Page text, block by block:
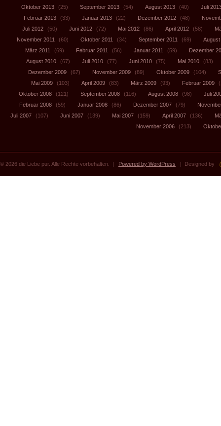
Oktober 2013
(25) September 2013 (54) August 2013 (40)
Juli
Februar 2013
(33) Januar 2013 (22) Dezember 2012 (48)
Juli 2012
(50) Juni 2012 (72) Mai 2012 (86) April 2012 (58)
November 2011
(60) Oktober 2011 (34) September 2011 (69)
August
März 2011
(69) Februar 2011 (56) Januar 2011 (59)
Dezember
August 2010
(67) Juli 2010 (77) Juni 2010 (75) Mai 2010
(83)
Dezember 2009
(67) November 2009 (89) Oktober 2009 (104)
Mai 2009
(103) April 2009 (83) März 2009 (93) Februar 2009
Oktober 2008
(121) September 2008 (116) August 2008 (98)
Juli
Februar 2008
(59) Januar 2008 (86) Dezember 2007 (79)
Juli 2007
(107) Juni 2007 (139) Mai 2007 (159) April 2007 (136)
November 2006
(213)
© 2026 die Liebe pur. Alle Rechte vorbehalten. | Powered by WordPress | Designed by